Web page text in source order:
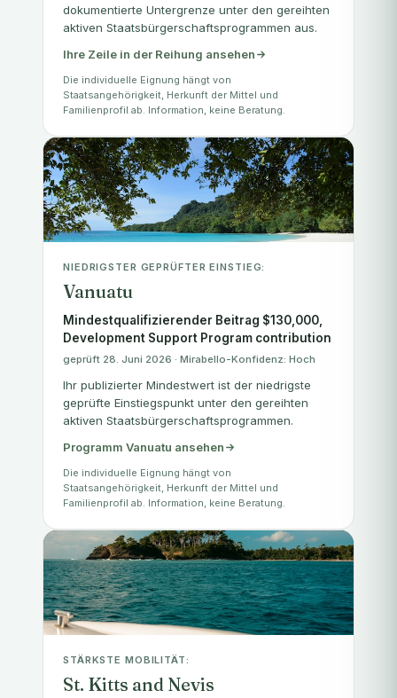
dokumentierte Untergrenze unter den gereihten
aktiven Staatsbürgerschaftsprogrammen aus.
Ihre Zeile in der Reihung ansehen
Die individuelle Eignung hängt von
Staatsangehörigkeit, Herkunft der Mittel und
Familienprofil ab. Information, keine Beratung.
NIEDRIGSTER GEPRÜFTER EINSTIEG:
Vanuatu
Mindestqualifizierender Beitrag $130,000,
Development Support Program contribution
geprüft 28. Juni 2026 · Mirabello-Konfidenz: Hoch
Ihr publizierter Mindestwert ist der niedrigste
geprüfte Einstiegspunkt unter den gereihten
aktiven Staatsbürgerschaftsprogrammen.
Programm Vanuatu ansehen
Die individuelle Eignung hängt von
Staatsangehörigkeit, Herkunft der Mittel und
Familienprofil ab. Information, keine Beratung.
STÄRKSTE MOBILITÄT:
St. Kitts and Nevis